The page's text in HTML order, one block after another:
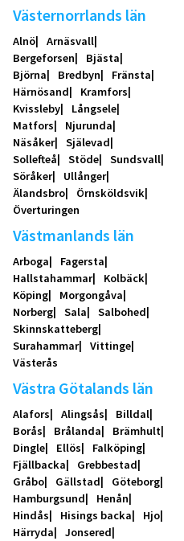
Västernorrlands län
Alnö
Arnäsvall
Bergeforsen
Bjästa
Björna
Bredbyn
Fränsta
Härnösand
Kramfors
Kvissleby
Långsele
Matfors
Njurunda
Näsåker
Själevad
Sollefteå
Stöde
Sundsvall
Söråker
Ullånger
Älandsbro
Örnsköldsvik
Överturingen
Västmanlands län
Arboga
Fagersta
Hallstahammar
Kolbäck
Köping
Morgongåva
Norberg
Sala
Salbohed
Skinnskatteberg
Surahammar
Vittinge
Västerås
Västra Götalands län
Alafors Alingsås
Billdal
Borås
Brålanda
Brämhult
Dingle
Ellös
Falköping
Fjällbacka
Grebbestad
Gråbo
Gällstad
Göteborg
Hamburgsund
Henån
Hindås
Hisings backa
Hjo
Härryda
Jonsered